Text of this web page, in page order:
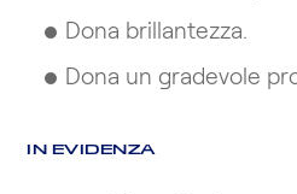
Dona brillantezza.
Dona un gradevole
IN EVIDENZA